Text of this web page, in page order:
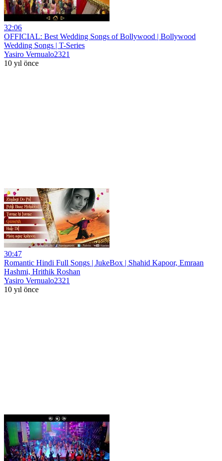
32:06
OFFICIAL: Best Wedding Songs of Bollywood | Bollywood
Wedding Songs | T-Series
Yasiro Vernualo2321
10 yıl önce
30:47
Romantic Hindi Full Songs | JukeBox | Shahid Kapoor, Emraan
Hashmi, Hrithik Roshan
Yasiro Vernualo2321
10 yıl önce